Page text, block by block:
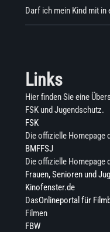
Darf ich mein Kind mit
Links
Hier finden Sie eine
FSK und Jugendschutz.
FSK
Die offizielle Homepage
BMFFSJ
Die offizielle Homepage
Frauen, Senioren und
Kinofenster.de
DasOnlineportal für
Filmen
FBW